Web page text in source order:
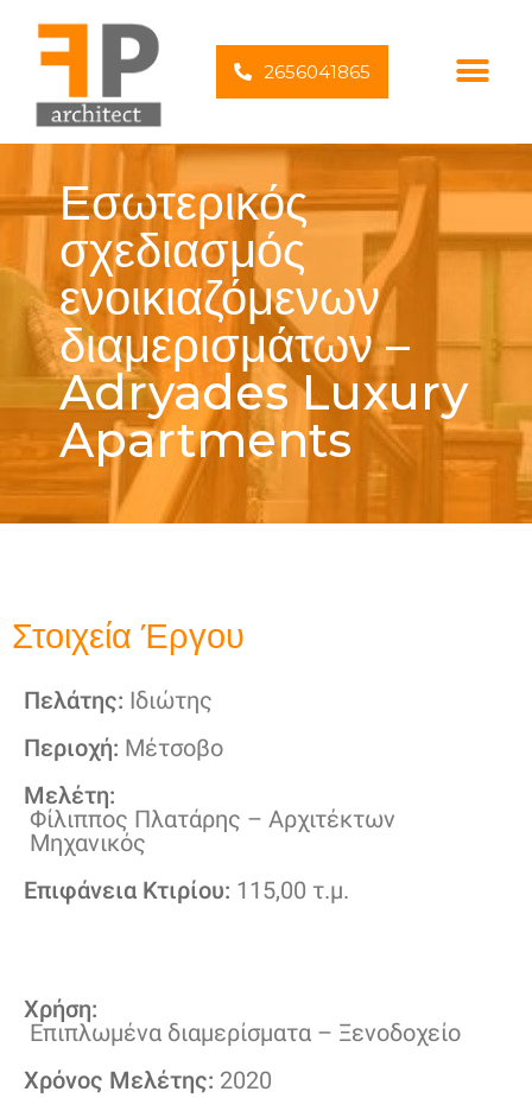
2656041865
Εσωτερικός
σχεδιασμός
ενοικιαζόμενων
διαμερισμάτων –
Adryades Luxury
Apartments
Στοιχεία Έργου
Πελάτης: Ιδιώτης
Περιοχή: Μέτσοβο
Μελέτη:
Φίλιππος Πλατάρης – Αρχιτέκτων
Μηχανικός
Επιφάνεια Κτιρίου: 115,00 τ.μ.
Χρήση:
Επιπλωμένα διαμερίσματα – Ξενοδοχείο
Χρόνος Μελέτης: 2020